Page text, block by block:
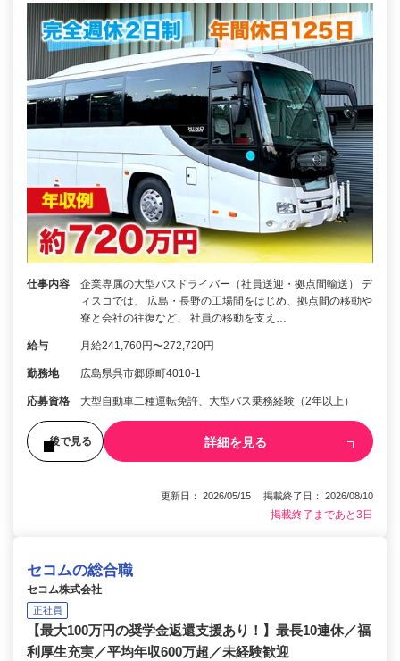
仕事内容
企業専属の大型バスドライバー（社員送迎・拠点間輸送） デ
ィスコでは、 広島・長野の工場間をはじめ、拠点間の移動や
寮と会社の往復など、 社員の移動を支え…
給与 月給241,760円〜272,720円
勤務地 広島県呉市郷原町4010-1
応募資格 大型自動車二種運転免許、大型バス乗務経験（2年以上）
後で見る 詳細を見る
更新日： 2026/05/15 掲載終了日： 2026/08/10
掲載終了まであと3日
セコムの総合職
セコム株式会社
正社員
【最大100万円の奨学金返還支援あり！】最長10連休／福
利厚生充実／平均年収600万超／未経験歓迎